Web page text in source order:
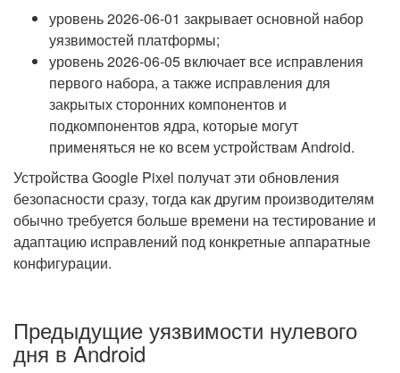
уровень 2026-06-01 закрывает основной набор
уязвимостей платформы;
уровень 2026-06-05 включает все исправления
первого набора, а также исправления для
закрытых сторонних компонентов и
подкомпонентов ядра, которые могут
применяться не ко всем устройствам Android.
Устройства Google Pixel получат эти обновления
безопасности сразу, тогда как другим производителям
обычно требуется больше времени на тестирование и
адаптацию исправлений под конкретные аппаратные
конфигурации.
Предыдущие уязвимости нулевого
дня в Android